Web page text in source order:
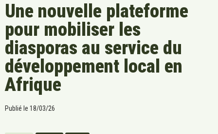
Une nouvelle plateforme
pour mobiliser les
diasporas au service du
développement local en
Afrique
Publié le 18/03/26